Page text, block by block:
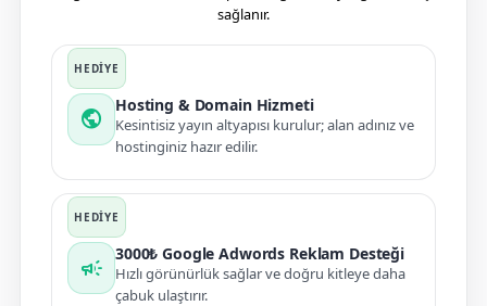
sağlanır.
public
Hosting & Domain Hizmeti
Kesintisiz yayın altyapısı kurulur; alan adınız ve
hostinginiz hazır edilir.
campaign
3000₺ Google Adwords Reklam Desteği
Hızlı görünürlük sağlar ve doğru kitleye daha
çabuk ulaştırır.